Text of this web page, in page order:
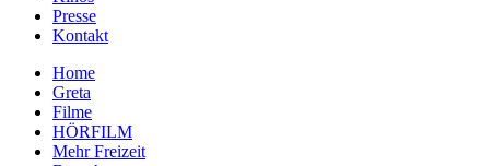
Presse
Kontakt
Home
Greta
Filme
HÖRFILM
Mehr Freizeit